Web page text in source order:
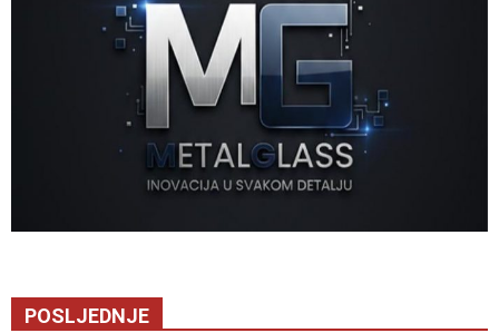
POSLJEDNJE